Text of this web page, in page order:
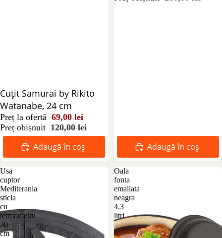
Reducere 43%
Cuțit Samurai by Rikito
Watanabe, 24 cm
Preț la ofertă 69,00 lei
Preț obișnuit 120,00 lei
Adaugă în coș Adaugă în coș
Usa
cuptor
Mediterania
sticla
cu
termometru
30
cm
Oala
fonta
emailata
neagra
4.3
litri